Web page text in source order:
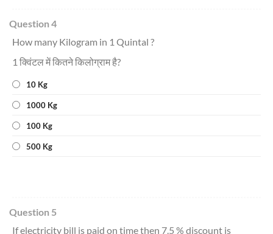
Question 4
How many Kilogram in 1 Quintal ?
1 क्विंटलमेंकितने किलोग्राम है?
10 Kg
1000 Kg
100 Kg
500 Kg
Question 5
If electricity bill is paid on time then 7.5 % discount is